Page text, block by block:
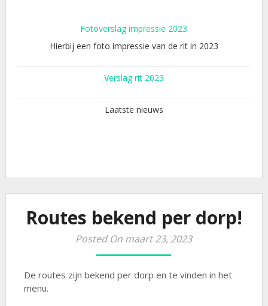
Fotoverslag impressie 2023
Hierbij een foto impressie van de rit in 2023
Verslag rit 2023
Laatste nieuws
Routes bekend per dorp!
Posted On maart 23, 2023
De routes zijn bekend per dorp en te vinden in het
menu.